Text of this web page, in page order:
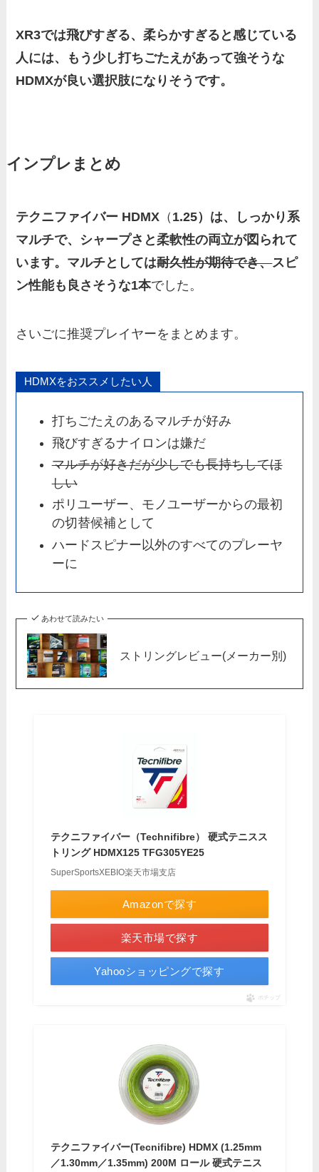
XR3では飛びすぎる、柔らかすぎると感じている
人には、もう少し打ちごたえがあって強そうな
HDMXが良い選択肢になりそうです。
インプレまとめ
テクニファイバー HDMX （ 1.25）は、しっかり系
マルチで、シャープさと柔軟性の両立が図られて
います。マルチとしては耐久性が期待でき、スピ
ン性能も良さそうな1本でした。
さいごに推奨プレイヤーをまとめます。
HDMXをおススメしたい人
打ちごたえのあるマルチが好み
飛びすぎるナイロンは嫌だ
マルチが好きだが少しでも長持ちしてほ
しい
ポリユーザー、モノユーザーからの最初
の切替候補として
ハードスピナー以外のすべてのプレーヤ
ーに
あわせて読みたい
ストリングレビュー(メーカー別)
テクニファイバー（Technifibre） 硬式テニスス
トリング HDMX125 TFG305YE25
SuperSportsXEBIO楽天市場支店
Amazonで探す
楽天市場で探す
Yahooショッピングで探す
ポチップ
テクニファイバー(Tecnifibre) HDMX (1.25mm
／1.30mm／1.35mm) 200M ロール 硬式テニス